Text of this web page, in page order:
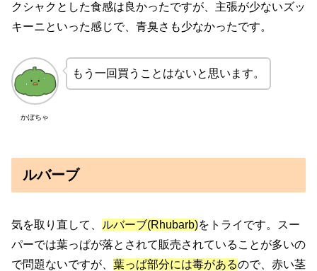
クシャクとした食感は良かったですが、主張が少ないズッ
キーニといった感じで、青臭さも少なかったです。
かぼちゃ
もう一回買うことはないと思います。
ルバーブ
気を取り直して、 ルバーブ(Rhubarb)をトライです。スー
パーでは葉っぱが落とされて販売されていることが多いの
で問題ないですが、 葉っぱ部分には毒があるので、赤い茎